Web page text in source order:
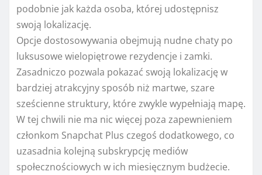
podobnie jak każda osoba, której udostępnisz
swoją lokalizację.
Opcje dostosowywania obejmują nudne chaty po
luksusowe wielopiętrowe rezydencje i zamki.
Zasadniczo pozwala pokazać swoją lokalizację w
bardziej atrakcyjny sposób niż martwe, szare
sześcienne struktury, które zwykle wypełniają mapę.
W tej chwili nie ma nic więcej poza zapewnieniem
członkom Snapchat Plus czegoś dodatkowego, co
uzasadnia kolejną subskrypcję mediów
społecznościowych w ich miesięcznym budżecie.